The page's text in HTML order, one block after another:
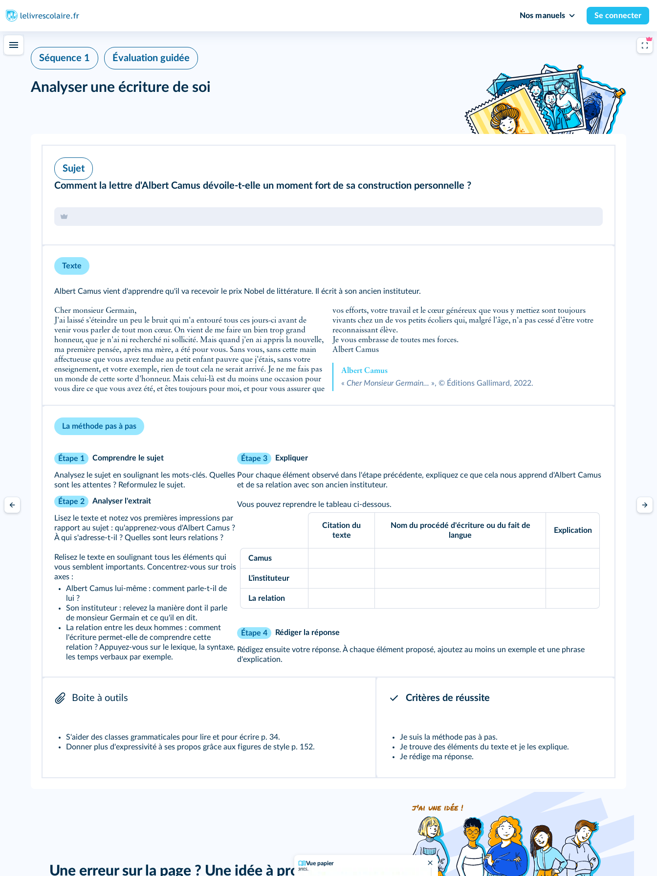
Nos manuels Se connecter
Vue papier
Séquence 1 Évaluation guidée
Analyser une écriture de soi
Sujet
Comment la lettre d'Albert Camus dévoile-t-elle un moment fort de sa construction personnelle ?
Texte
Albert Camus vient d'apprendre qu'il va recevoir le prix Nobel de littérature. Il écrit à son ancien instituteur.
Cher monsieur Germain,
J'ai laissé s'éteindre un peu le bruit qui m'a entouré tous ces jours-ci avant de
venir vous parler de tout mon cœur. On vient de me faire un bien trop grand
honneur, que je n'ai ni recherché ni sollicité. Mais quand j'en ai appris la nouvelle,
ma première pensée, après ma mère, a été pour vous. Sans vous, sans cette main
affectueuse que vous avez tendue au petit enfant pauvre que j'étais, sans votre
enseignement, et votre exemple, rien de tout cela ne serait arrivé. Je ne me fais pas
un monde de cette sorte d'honneur. Mais celui-là est du moins une occasion pour
vous dire ce que vous avez été, et êtes toujours pour moi, et pour vous assurer que
vos efforts, votre travail et le cœur généreux que vous y mettiez sont toujours
vivants chez un de vos petits écoliers qui, malgré l'âge, n'a pas cessé d'être votre
reconnaissant élève.
Je vous embrasse de toutes mes forces.
Albert Camus
Albert Camus
« Cher Monsieur Germain... », © Éditions Gallimard, 2022.
La méthode pas à pas
Étape 1 Comprendre le sujet
Analysez le sujet en soulignant les mots-clés. Quelles
sont les attentes ? Reformulez le sujet.
Étape 2 Analyser l'extrait
Lisez le texte et notez vos premières impressions par
rapport au sujet : qu'apprenez-vous d'Albert Camus ?
À qui s'adresse-t-il ? Quelles sont leurs relations ?
Relisez le texte en soulignant tous les éléments qui
vous semblent importants. Concentrez-vous sur trois
axes :
Albert Camus lui-même : comment parle-t-il de
lui ?
Son instituteur : relevez la manière dont il parle
de monsieur Germain et ce qu'il en dit.
La relation entre les deux hommes : comment
l'écriture permet-elle de comprendre cette
relation ? Appuyez-vous sur le lexique, la syntaxe,
les temps verbaux par exemple.
Étape 3 Expliquer
Pour chaque élément observé dans l'étape précédente, expliquez ce que cela nous apprend d'Albert Camus
et de sa relation avec son ancien instituteur.
Vous pouvez reprendre le tableau ci-dessous.
Citation du
texte
Nom du procédé d'écriture ou du fait de
langue
Explication
Camus
L'instituteur
La relation
Étape 4 Rédiger la réponse
Rédigez ensuite votre réponse. À chaque élément proposé, ajoutez au moins un exemple et une phrase
d'explication.
Boite à outils
S'aider des classes grammaticales pour lire et pour écrire p. 34.
Donner plus d'expressivité à ses propos grâce aux figures de style p. 152.
Critères de réussite
Je suis la méthode pas à pas.
Je trouve des éléments du texte et je les explique.
Je rédige ma réponse.
Une erreur sur la page ? Une idée à proposer ?
j'ai une idée !